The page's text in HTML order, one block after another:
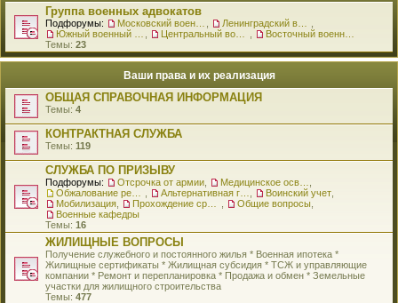
Группа военных адвокатов
Подфорумы:
Темы: 23
Ваши права и их реализация
ОБЩАЯ СПРАВОЧНАЯ ИНФОРМАЦИЯ
Темы: 4
КОНТРАКТНАЯ СЛУЖБА
Темы: 119
СЛУЖБА ПО ПРИЗЫВУ
Подфорумы: Отсрочка от армии
Воинский учет
Мобилизация
Общие вопросы
Военные кафедры
Темы: 16
ЖИЛИЩНЫЕ ВОПРОСЫ
Получение служебного и постоянного жилья * Военная ипотека *
Жилищные сертификаты * Жилищная субсидия * ТСЖ и управляющие
компании * Ремонт и перепланировка * Продажа и обмен * Земельные
участки для жилищного строительства
Темы: 477